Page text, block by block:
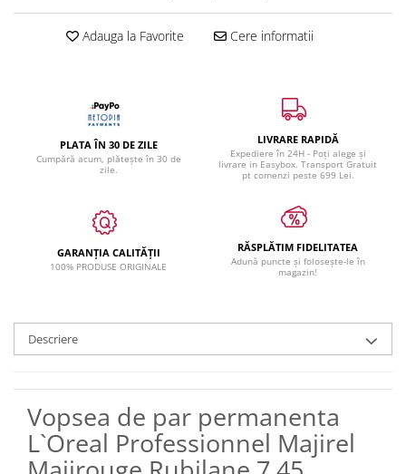
Adauga la Favorite Cere informatii
PLATA ÎN 30 DE ZILE
Cumpără acum, plătește în 30 de
zile.
LIVRARE RAPIDĂ
Expediere în 24H - Poți alege și
livrare in Easybox. Transport Gratuit
pt comenzi peste 699 Lei.
GARANȚIA CALITĂȚII
100% PRODUSE ORIGINALE
RĂSPLĂTIM FIDELITATEA
Adună puncte și folosește-le în
magazin!
Descriere
Vopsea de par permanenta
L`Oreal Professionnel Majirel